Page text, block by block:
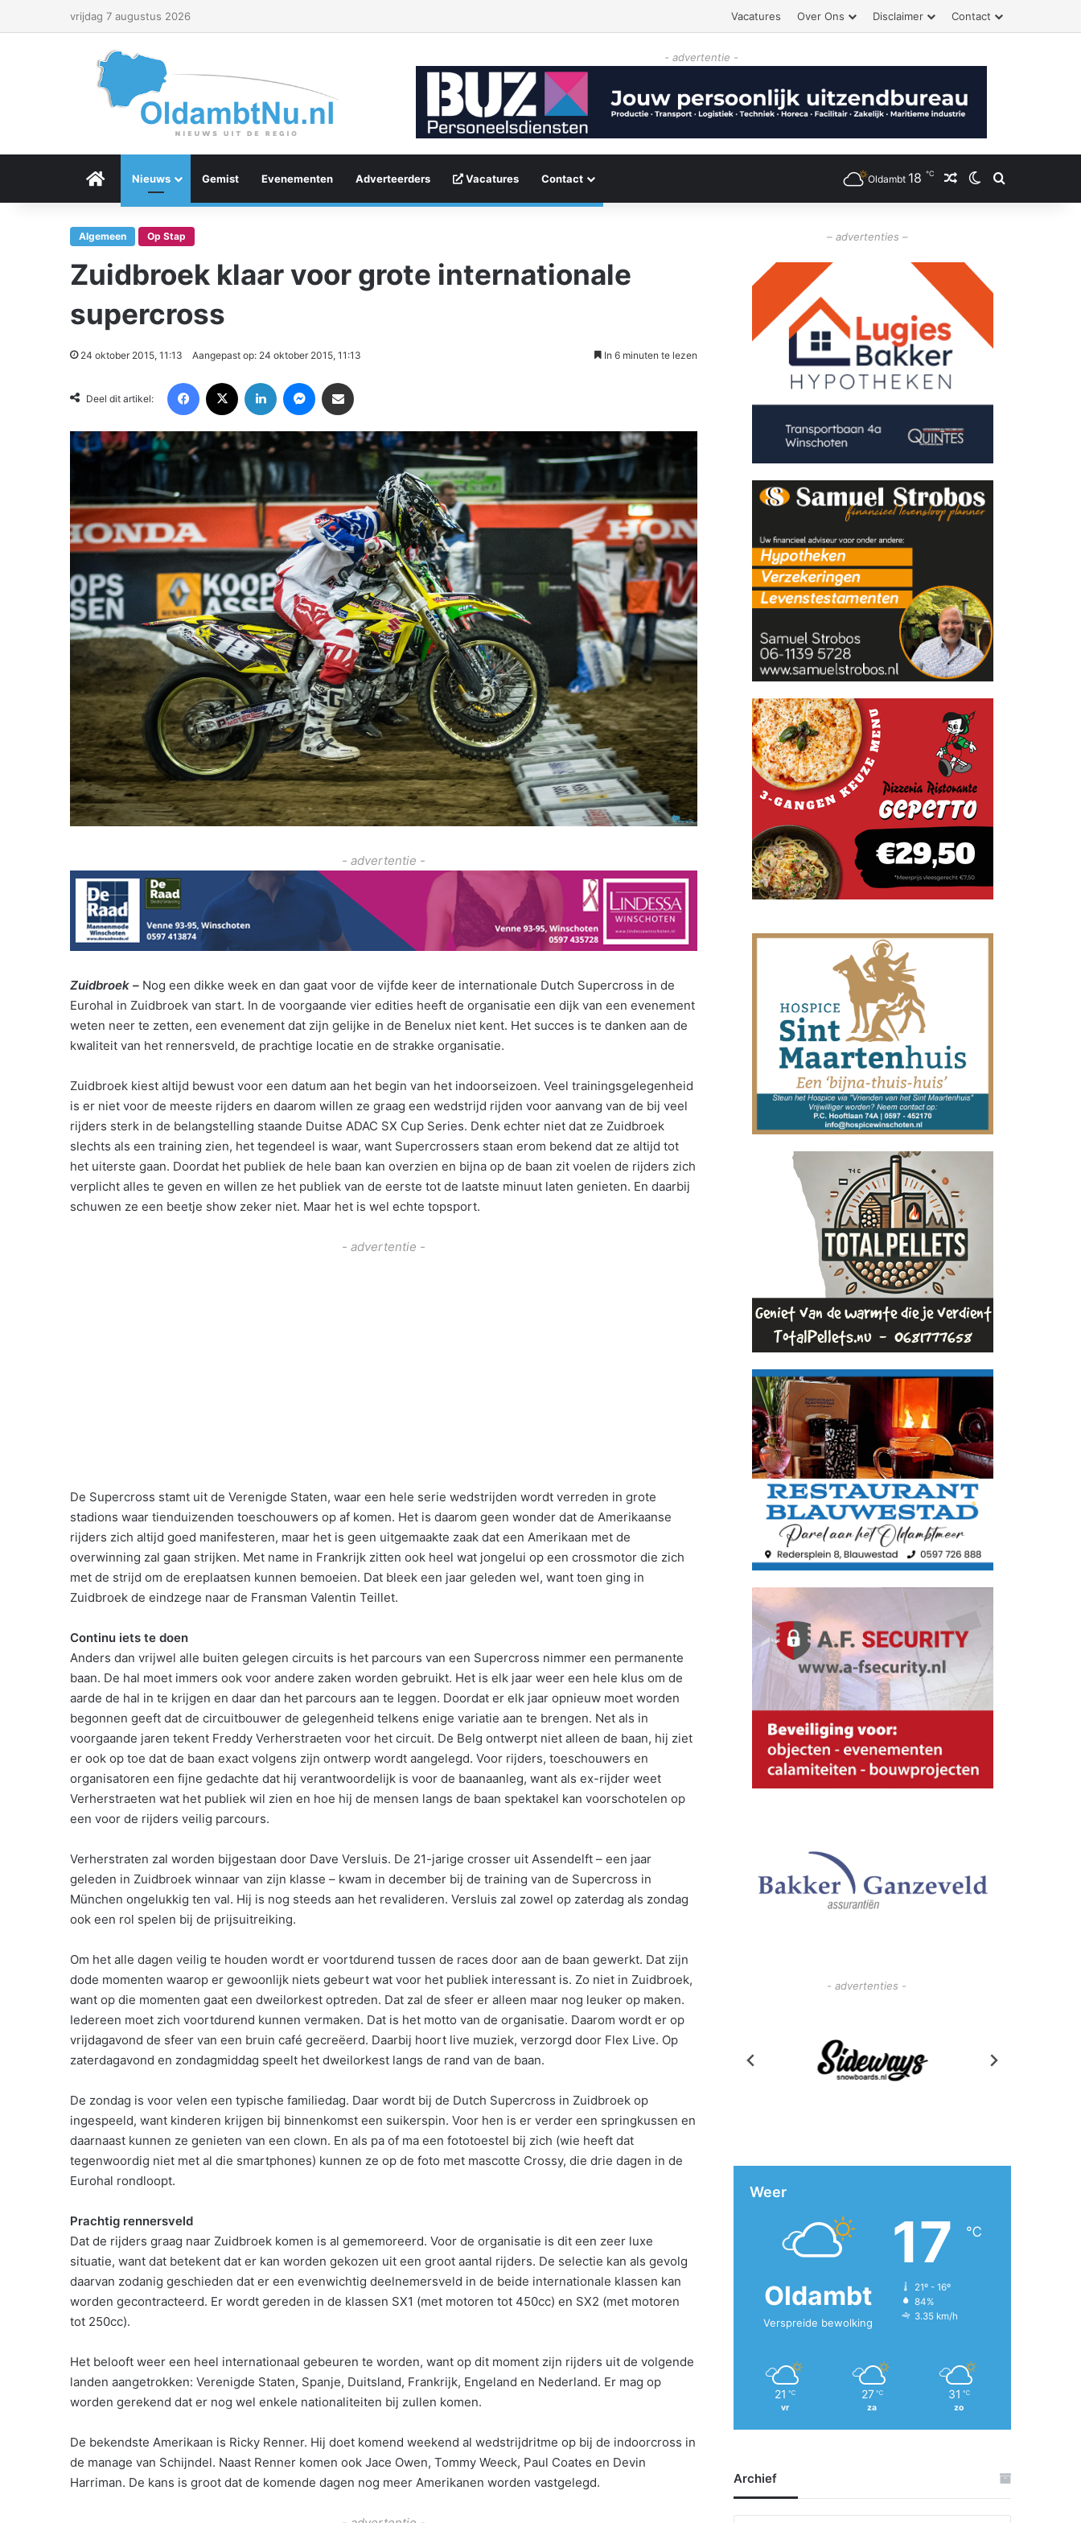
vrijdag 7 augustus 2026 Vacatures Over Ons Disclaimer Contact
- advertentie -
Menu Item
Nieuws Gemist Evenementen Adverteerders Vacatures Contact Oldambt 18 ℃ Willekeurig artikel
Switch skin
Zoeken
Algemeen Op Stap
Zuidbroek klaar voor grote internationale
supercross
24 oktober 2015, 11:13 Aangepast op: 24 oktober 2015, 11:13 In 6 minuten te lezen
Deel dit artikel:
- advertentie -
Zuidbroek – Nog een dikke week en dan gaat voor de vijfde keer de internationale Dutch Supercross in de
Eurohal in Zuidbroek van start. In de voorgaande vier edities heeft de organisatie een dijk van een evenement
weten neer te zetten, een evenement dat zijn gelijke in de Benelux niet kent. Het succes is te danken aan de
kwaliteit van het rennersveld, de prachtige locatie en de strakke organisatie.
Zuidbroek kiest altijd bewust voor een datum aan het begin van het indoorseizoen. Veel trainingsgelegenheid
is er niet voor de meeste rijders en daarom willen ze graag een wedstrijd rijden voor aanvang van de bij veel
rijders sterk in de belangstelling staande Duitse ADAC SX Cup Series. Denk echter niet dat ze Zuidbroek
slechts als een training zien, het tegendeel is waar, want Supercrossers staan erom bekend dat ze altijd tot
het uiterste gaan. Doordat het publiek de hele baan kan overzien en bijna op de baan zit voelen de rijders zich
verplicht alles te geven en willen ze het publiek van de eerste tot de laatste minuut laten genieten. En daarbij
schuwen ze een beetje show zeker niet. Maar het is wel echte topsport.
- advertentie -
De Supercross stamt uit de Verenigde Staten, waar een hele serie wedstrijden wordt verreden in grote
stadions waar tienduizenden toeschouwers op af komen. Het is daarom geen wonder dat de Amerikaanse
rijders zich altijd goed manifesteren, maar het is geen uitgemaakte zaak dat een Amerikaan met de
overwinning zal gaan strijken. Met name in Frankrijk zitten ook heel wat jongelui op een crossmotor die zich
met de strijd om de ereplaatsen kunnen bemoeien. Dat bleek een jaar geleden wel, want toen ging in
Zuidbroek de eindzege naar de Fransman Valentin Teillet.
Continu iets te doen
Anders dan vrijwel alle buiten gelegen circuits is het parcours van een Supercross nimmer een permanente
baan. De hal moet immers ook voor andere zaken worden gebruikt. Het is elk jaar weer een hele klus om de
aarde de hal in te krijgen en daar dan het parcours aan te leggen. Doordat er elk jaar opnieuw moet worden
begonnen geeft dat de circuitbouwer de gelegenheid telkens enige variatie aan te brengen. Net als in
voorgaande jaren tekent Freddy Verherstraeten voor het circuit. De Belg ontwerpt niet alleen de baan, hij ziet
er ook op toe dat de baan exact volgens zijn ontwerp wordt aangelegd. Voor rijders, toeschouwers en
organisatoren een fijne gedachte dat hij verantwoordelijk is voor de baanaanleg, want als ex-rijder weet
Verherstraeten wat het publiek wil zien en hoe hij de mensen langs de baan spektakel kan voorschotelen op
een voor de rijders veilig parcours.
Verherstraten zal worden bijgestaan door Dave Versluis. De 21-jarige crosser uit Assendelft – een jaar
geleden in Zuidbroek winnaar van zijn klasse – kwam in december bij de training van de Supercross in
München ongelukkig ten val. Hij is nog steeds aan het revalideren. Versluis zal zowel op zaterdag als zondag
ook een rol spelen bij de prijsuitreiking.
Om het alle dagen veilig te houden wordt er voortdurend tussen de races door aan de baan gewerkt. Dat zijn
dode momenten waarop er gewoonlijk niets gebeurt wat voor het publiek interessant is. Zo niet in Zuidbroek,
want op die momenten gaat een dweilorkest optreden. Dat zal de sfeer er alleen maar nog leuker op maken.
Iedereen moet zich voortdurend kunnen vermaken. Dat is het motto van de organisatie. Daarom wordt er op
vrijdagavond de sfeer van een bruin café gecreëerd. Daarbij hoort live muziek, verzorgd door Flex Live. Op
zaterdagavond en zondagmiddag speelt het dweilorkest langs de rand van de baan.
De zondag is voor velen een typische familiedag. Daar wordt bij de Dutch Supercross in Zuidbroek op
ingespeeld, want kinderen krijgen bij binnenkomst een suikerspin. Voor hen is er verder een springkussen en
daarnaast kunnen ze genieten van een clown. En als pa of ma een fototoestel bij zich (wie heeft dat
tegenwoordig niet met al die smartphones) kunnen ze op de foto met mascotte Crossy, die drie dagen in de
Eurohal rondloopt.
Prachtig rennersveld
Dat de rijders graag naar Zuidbroek komen is al gememoreerd. Voor de organisatie is dit een zeer luxe
situatie, want dat betekent dat er kan worden gekozen uit een groot aantal rijders. De selectie kan als gevolg
daarvan zodanig geschieden dat er een evenwichtig deelnemersveld in de beide internationale klassen kan
worden gecontracteerd. Er wordt gereden in de klassen SX1 (met motoren tot 450cc) en SX2 (met motoren
tot 250cc).
Het belooft weer een heel internationaal gebeuren te worden, want op dit moment zijn rijders uit de volgende
landen aangetrokken: Verenigde Staten, Spanje, Duitsland, Frankrijk, Engeland en Nederland. Er mag op
worden gerekend dat er nog wel enkele nationaliteiten bij zullen komen.
De bekendste Amerikaan is Ricky Renner. Hij doet komend weekend al wedstrijdritme op bij de indoorcross in
de manage van Schijndel. Naast Renner komen ook Jace Owen, Tommy Weeck, Paul Coates en Devin
Harriman. De kans is groot dat de komende dagen nog meer Amerikanen worden vastgelegd.
– advertenties –
- advertenties -
Weer
Oldambt
Verspreide bewolking
17 ℃
21º - 16º
84%
3.35 km/h
21 ℃
vr
27 ℃
za
31 ℃
zo
Archief